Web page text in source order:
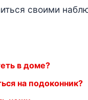
своими
в доме?
на подоконник?